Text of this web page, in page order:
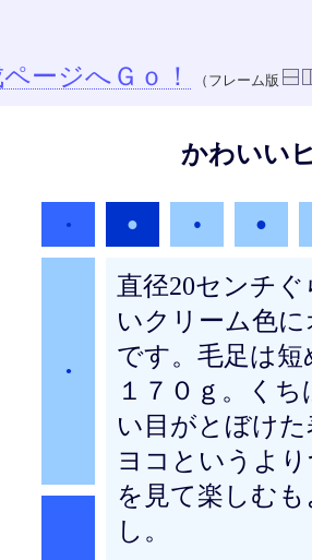
ージへＧｏ！ （フレーム版
かわいい
● ● ● ●
●
直径20センチ
いクリーム色
です。毛足は
１７０ｇ。く
い目がとぼけ
ヨコというよ
を見て楽しむ
し。